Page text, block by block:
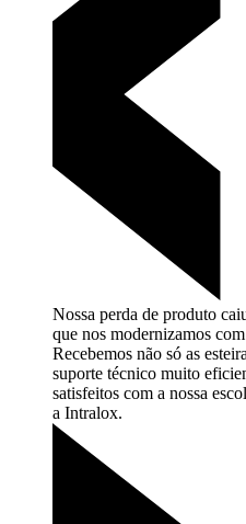
Nossa perda de produto
que nos modernizamos
Recebemos não só as
suporte técnico muito
satisfeitos com a nossa
a Intralox.